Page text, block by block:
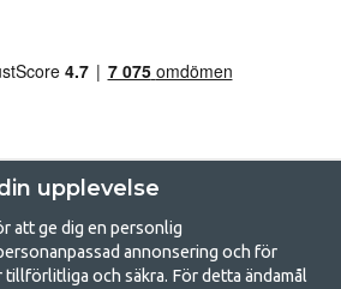
upplevelse
att ge dig en personlig
annonsering och för
tillförlitliga och säkra. För detta ändamål